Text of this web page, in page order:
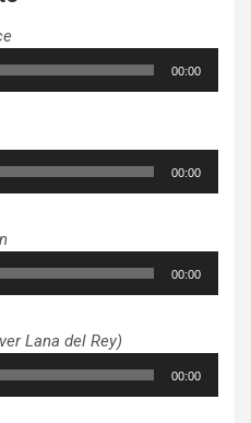
00:00
00:00
00:00
Lana del Rey)
00:00